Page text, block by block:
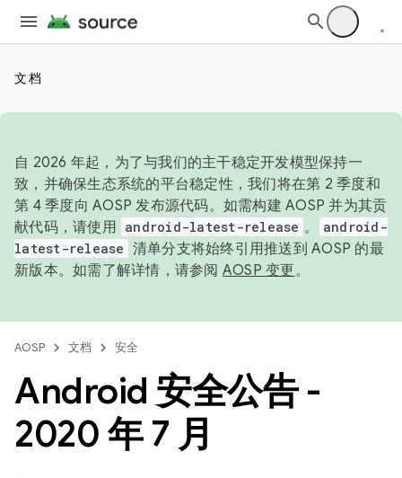
文档
自 2026 年起，为了与我们的主干稳定开发模型保持一
致，并确保生态系统的平台稳定性，我们将在第 2 季度和
第 4 季度向 AOSP 发布源代码。如需构建 AOSP 并为其贡
献代码，请使用 android-latest-release 。
android-
latest-release 清单分支将始终引用推送到 AOSP 的最
新版本。如需了解详情，请参阅 AOSP 变更。
AOSP 文档 安全
Android 安全公告 -
2020 年 7 月